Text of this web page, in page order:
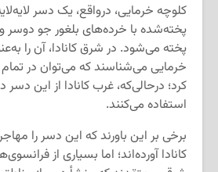
کلوچه خرمایی، درواقع، یک دسر
پخته‌شده با خرده‌های بلغور جو دوسر
پخته می‌شود. در شرق کانادا، آن را
خرمایی می‌شناسند که می‌توان در
کرد؛ درحالی‌که، غرب کانادا از این
استفاده می‌کنند.
برخی بر این باورند که این دسر را
کانادا آورده‌اند؛ اما بسیاری از